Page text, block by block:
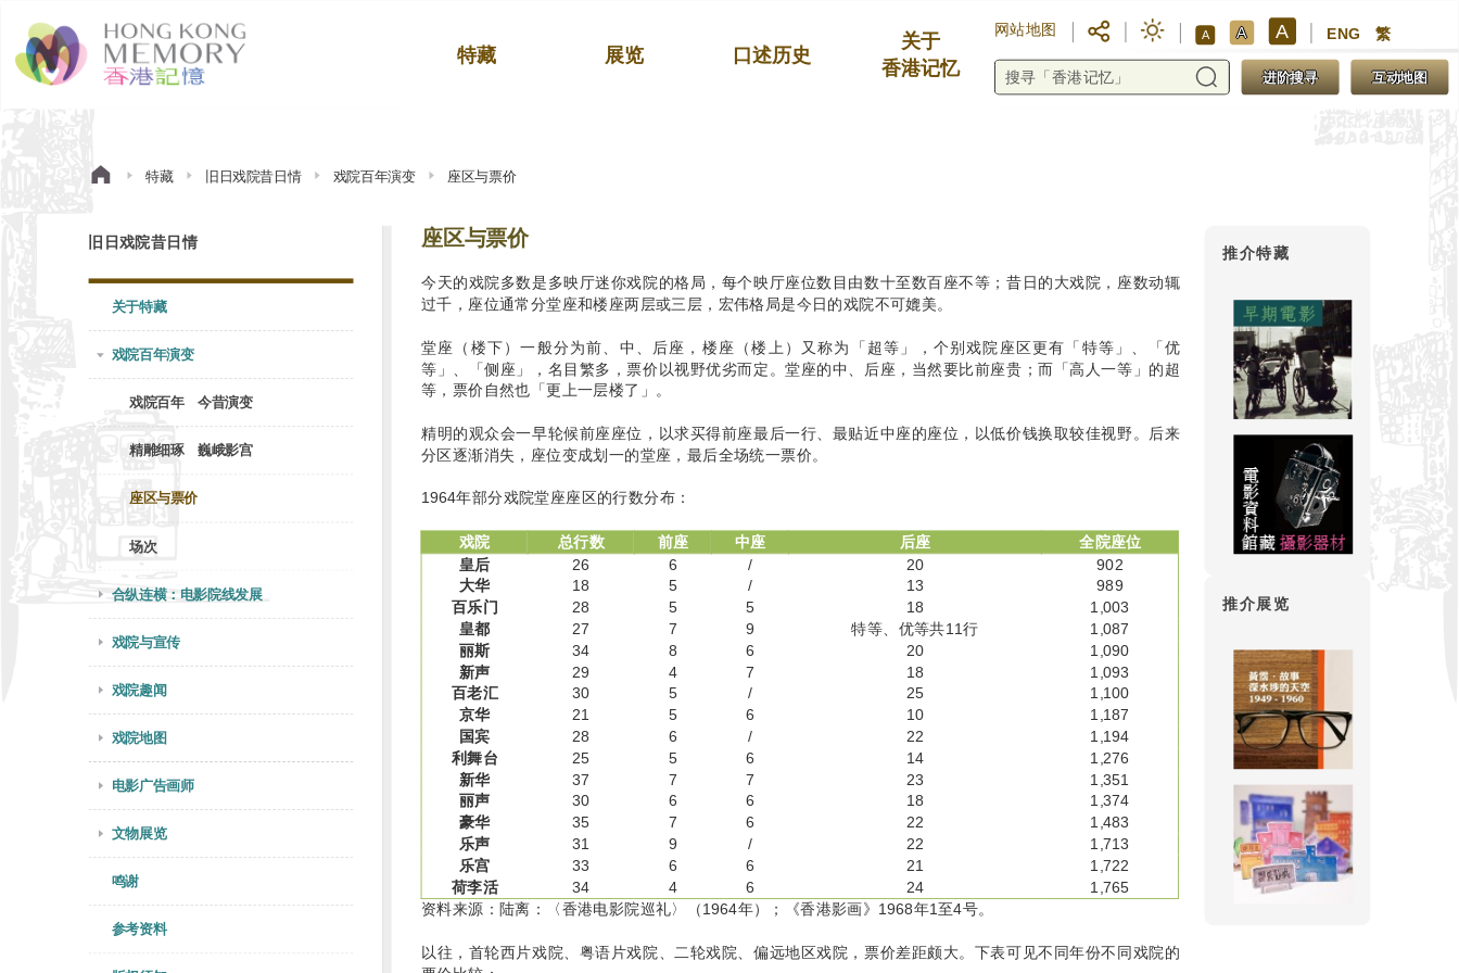
特藏 展览 口述历史
关于
香港记忆
网站地图 A A A ENG 繁
进阶搜寻 互动地图
特藏 旧日戏院昔日情 戏院百年演变 座区与票价
旧日戏院昔日情
关于特藏
戏院百年演变
戏院百年 今昔演变
精雕细琢 巍峨影宫
座区与票价
场次
合纵连横：电影院线发展
戏院与宣传
戏院趣闻
戏院地图
电影广告画师
文物展览
鸣谢
参考资料
座区与票价
今天的戏院多数是多映厅迷你戏院的格局，每个映厅座位数目由数十至数百座不等；昔日的大戏院，座数动辄
过千，座位通常分堂座和楼座两层或三层，宏伟格局是今日的戏院不可媲美。
堂座（楼下）一般分为前、中、后座，楼座（楼上）又称为「超等」，个别戏院座区更有「特等」、「优
等」、「侧座」，名目繁多，票价以视野优劣而定。堂座的中、后座，当然要比前座贵；而「高人一等」的超
等，票价自然也「更上一层楼了」。
精明的观众会一早轮候前座座位，以求买得前座最后一行、最贴近中座的座位，以低价钱换取较佳视野。后来
分区逐渐消失，座位变成划一的堂座，最后全场统一票价。
1964年部分戏院堂座座区的行数分布：
戏院 总行数 前座 中座 后座 全院座位
皇后 26 6 / 20
902
大华
18 5 / 13 989
百乐门 28 5 5 18 1,003
皇都 27 7 9 特等、优等共11行
1,087
丽斯
34 8 6 20
1,090
新声
29 4 7 18
1,093
百老汇
30 5 / 25 1,100
京华 21 5 6 10 1,187
国宾 28 6 / 22
1,194
利舞台
25 5 6 14
1,276
新华
37 7 7 23
1,351
丽声
30 6 6 18 1,374
豪华 35 7 6 22 1,483
乐声 31 9 / 22
1,713
乐宫
33 6 6 21
1,722
荷李活
34 4 6 24
1,765
资料来源：陆离：〈香港电影院巡礼〉（1964年）；《香港影画》1968年1至4号。
以往，首轮西片戏院、粤语片戏院、二轮戏院、偏远地区戏院，票价差距颇大。下表可见不同年份不同戏院的
推介特藏
推介展览